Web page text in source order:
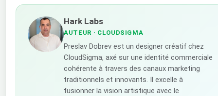
Hark Labs
AUTEUR · CLOUDSIGMA
Preslav Dobrev est un designer créatif chez
CloudSigma, axé sur une identité commerciale
cohérente à travers des canaux marketing
traditionnels et innovants. Il excelle à
fusionner la vision artistique avec le